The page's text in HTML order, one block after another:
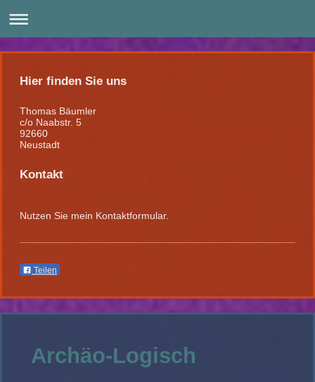
Hier finden Sie uns
Thomas Bäumler
c/o Naabstr. 5
92660
Neustadt
Kontakt
Nutzen Sie mein Kontaktformular.
Teilen
Archäo-Logisch